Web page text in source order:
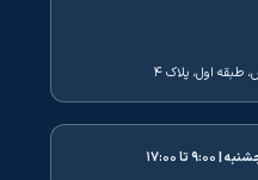
طبقه اول، پلاک ۴
تا ۱۷:۰۰